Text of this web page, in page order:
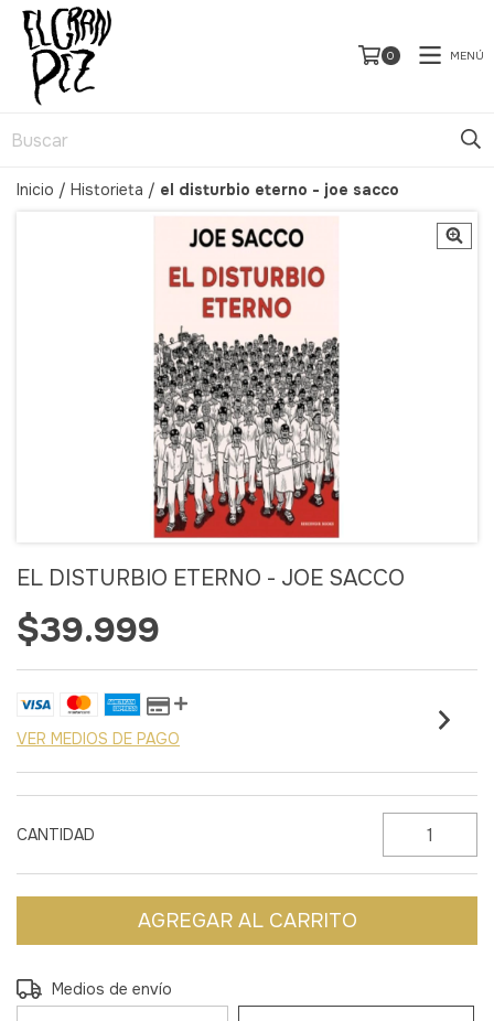
0 MENÚ
Inicio / Historieta / el disturbio eterno - joe sacco
EL DISTURBIO ETERNO - JOE SACCO
$39.999
VER MEDIOS DE PAGO
CANTIDAD
Entregas para el CP:
Medios de envío